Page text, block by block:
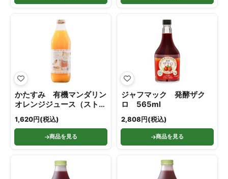
かたすみ 有機マンダリン
オレンジジュース（ストレ
ート） 900ml
1,620円(税込)
商品を見る
ジャフマック 発酵ザク
ロ 565ml
2,808円(税込)
商品を見る